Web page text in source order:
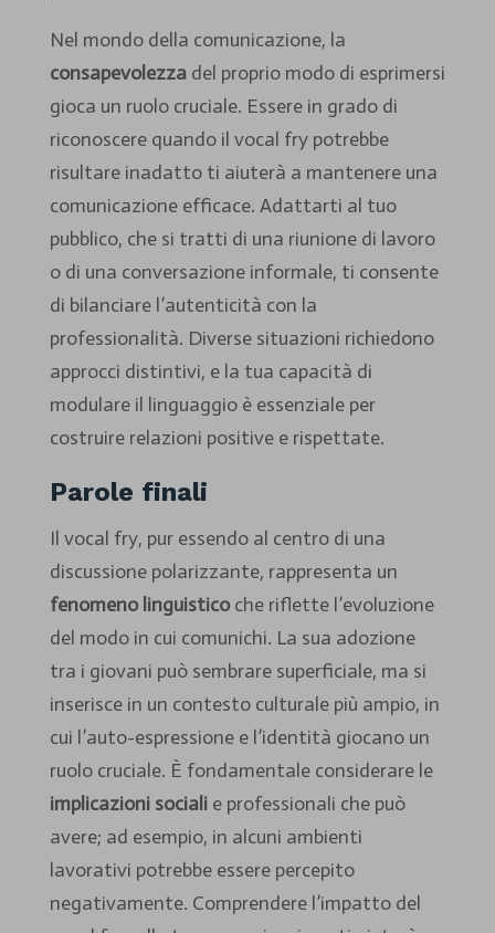
Nel mondo della comunicazione, la
consapevolezzadel proprio modo di esprimersi
gioca un ruolo cruciale. Essere in grado di
riconoscere quando il vocal fry potrebbe
risultare inadatto ti aiuterà a mantenere una
comunicazione efficace. Adattarti al tuo
pubblico, che si tratti di una riunione di lavoro
o di una conversazione informale, ti consente
di bilanciare l’autenticità con la
professionalità. Diverse situazioni richiedono
approcci distintivi, e la tua capacità di
modulare il linguaggio è essenziale per
costruire relazioni positive e rispettate.
Parole finali
Il vocal fry, pur essendo al centro di una
discussione polarizzante, rappresenta un
fenomeno linguisticoche riflette l’evoluzione
del modo in cui comunichi. La sua adozione
tra i giovani può sembrare superficiale, ma si
inserisce in un contesto culturale più ampio, in
cui l’auto-espressione e l’identità giocano un
ruolo cruciale. È fondamentale considerare le
implicazioni socialie professionali che può
avere; ad esempio, in alcuni ambienti
lavorativi potrebbe essere percepito
negativamente. Comprendere l’impatto del